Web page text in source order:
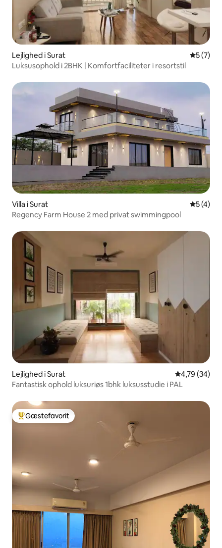
Lejlighed i Surat 5 ud af 5
5 (7)
Luksusophold i 2BHK | Komfortfaciliteter i resortstil
Villa i Surat 5 ud af 5
5 (4)
Regency Farm House 2 med privat swimmingpool
Lejlighed i Surat 4,79 ud af 5 i
4,79 (34)
Fantastisk ophold luksuriøs 1bhk luksusstudie i PAL
Bedste gæstefavorit
Gæstefavorit